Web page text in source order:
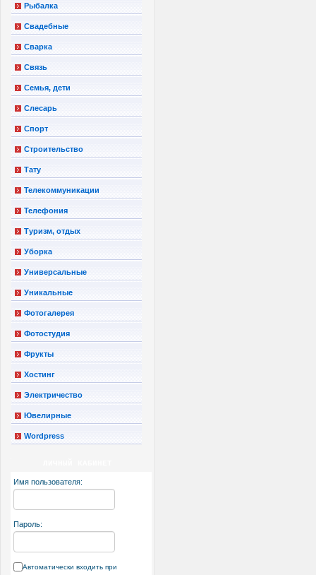
Рыбалка
Свадебные
Сварка
Связь
Семья, дети
Слесарь
Спорт
Строительство
Тату
Телекоммуникации
Телефония
Туризм, отдых
Уборка
Универсальные
Уникальные
Фотогалерея
Фотостудия
Фрукты
Хостинг
Электричество
Ювелирные
Wordpress
Имя пользователя:
Пароль:
Автоматически входить при